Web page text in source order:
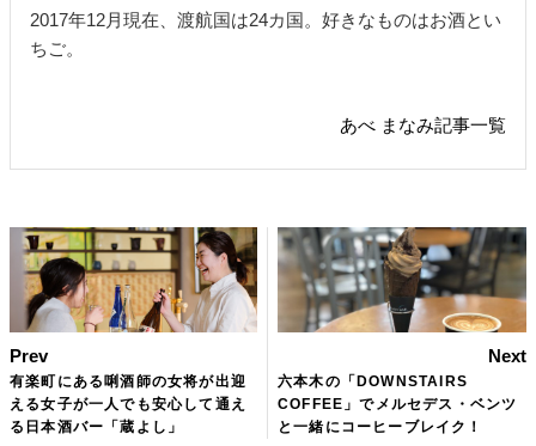
2017年12月現在、渡航国は24カ国。好きなものはお酒とい
ちご。
あべ まなみ記事一覧
Prev
有楽町にある唎酒師の女将が出迎
える女子が一人でも安心して通え
る日本酒バー「蔵よし」
Next
六本木の「DOWNSTAIRS
COFFEE」でメルセデス・ベンツ
と一緒にコーヒーブレイク！